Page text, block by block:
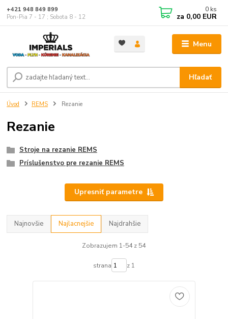
Menu
Hľadať
+421 948 849 899
Pon-Pia 7 - 17 ; Sobota 8 - 12
0 ks
za 0,00 EUR
Úvod REMS Rezanie
Rezanie
Stroje na rezanie REMS
Príslušenstvo pre rezanie REMS
Upresniť parametre
Najnovšie Najlacnejšie Najdrahšie
Zobrazujem 1-54 z 54
strana z 1